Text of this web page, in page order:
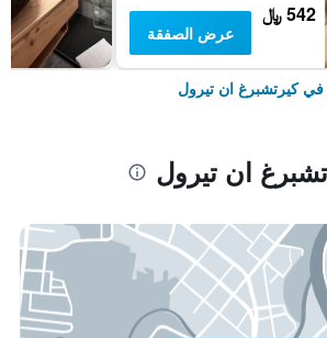
542 ﷼
عرض الصفقة
كيرتشبرغ ان تيرول
ان تيرول